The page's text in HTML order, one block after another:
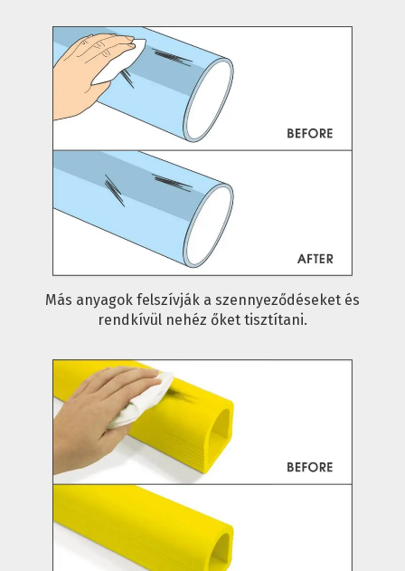
Más anyagok felszívják a szennyeződéseket és
rendkívül nehéz őket tisztítani.